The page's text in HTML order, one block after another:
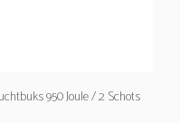
950 Joule / 2 Schots